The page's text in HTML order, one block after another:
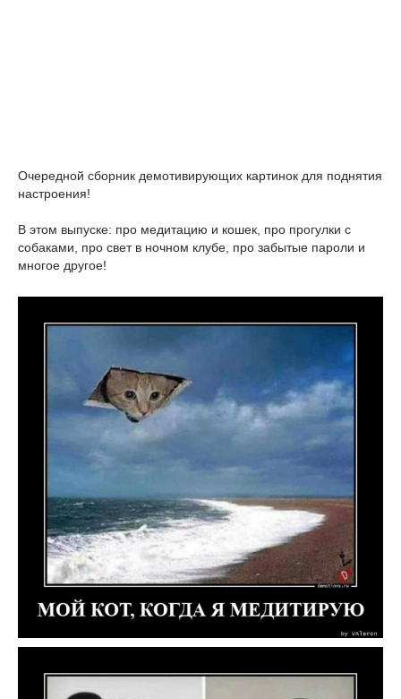
Очередной сборник демотивирующих картинок для поднятия
настроения!
В этом выпуске: про медитацию и кошек, про прогулки с
собаками, про свет в ночном клубе, про забытые пароли и
многое другое!